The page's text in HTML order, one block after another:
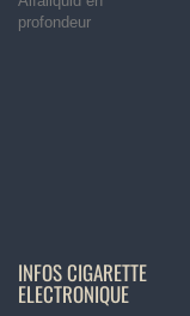
profondeur
INFOS CIGARETTE
ELECTRONIQUE